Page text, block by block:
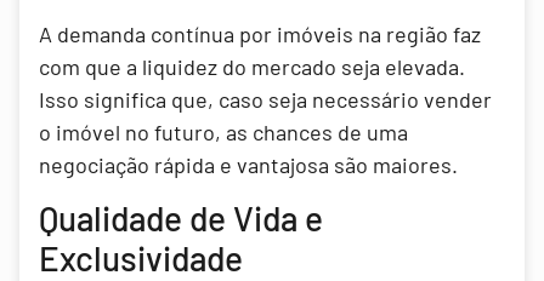
A demanda contínua por imóveis na região faz
com que a liquidez do mercado seja elevada.
Isso significa que, caso seja necessário vender
o imóvel no futuro, as chances de uma
negociação rápida e vantajosa são maiores.
Qualidade de Vida e
Exclusividade